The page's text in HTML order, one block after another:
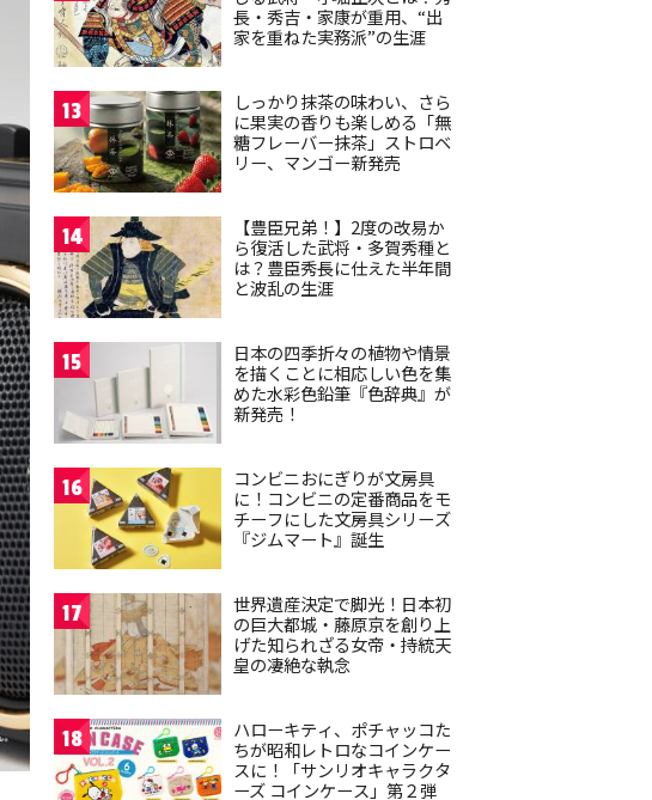
長・秀吉・家康が重用、“出
家を重ねた実務派”の生涯
13
しっかり抹茶の味わい、さら
に果実の香りも楽しめる「無
糖フレーバー抹茶」ストロベ
リー、マンゴー新発売
14
【豊臣兄弟！】2度の改易か
ら復活した武将・多賀秀種と
は？豊臣秀長に仕えた半年間
と波乱の生涯
15
日本の四季折々の植物や情景
を描くことに相応しい色を集
めた水彩色鉛筆『色辞典』が
新発売！
16
コンビニおにぎりが文房具
に！コンビニの定番商品をモ
チーフにした文房具シリーズ
『ジムマート』誕生
17
世界遺産決定で脚光！日本初
の巨大都城・藤原京を創り上
げた知られざる女帝・持統天
皇の凄絶な執念
18
ハローキティ、ポチャッコた
ちが昭和レトロなコインケー
スに！「サンリオキャラクタ
ーズ コインケース」第２弾